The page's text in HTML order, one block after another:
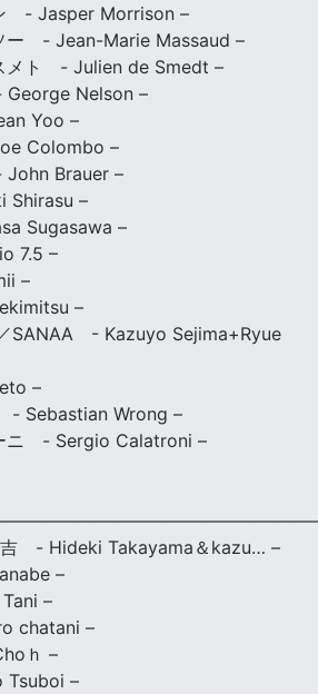
- Jasper Morrison –
ー - Jean-Marie Massaud –
メト - Julien de Smedt –
Nelson –
Yoo –
Colombo –
Brauer –
Shirasu –
Sugasawa –
7.5 –
–
–
SANAA - Kazuyo Sejima+Ryue
–
- Sebastian Wrong –
ニ - Sergio Calatroni –
吉 - Hideki Takayama＆kazu… –
–
–
chatani –
ｈ –
–